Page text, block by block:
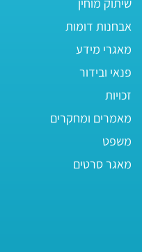
אבחנות דומות
מאגרי מידע
פנאי ובידור
זכויות
מאמרים ומחקרים
משפט
מאגר סרטים